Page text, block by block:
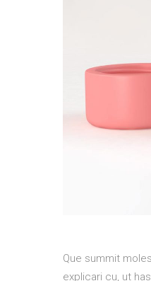
Que summit
explicari cu, ut